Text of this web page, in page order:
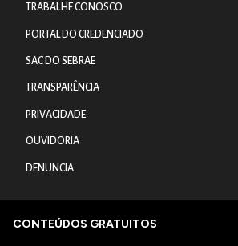
TRABALHE CONOSCO
PORTAL DO CREDENCIADO
SAC DO SEBRAE
TRANSPARÊNCIA
PRIVACIDADE
OUVIDORIA
DENUNCIA
CONTEÚDOS GRATUITOS